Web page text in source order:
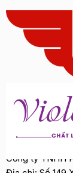
Công ty TNHH